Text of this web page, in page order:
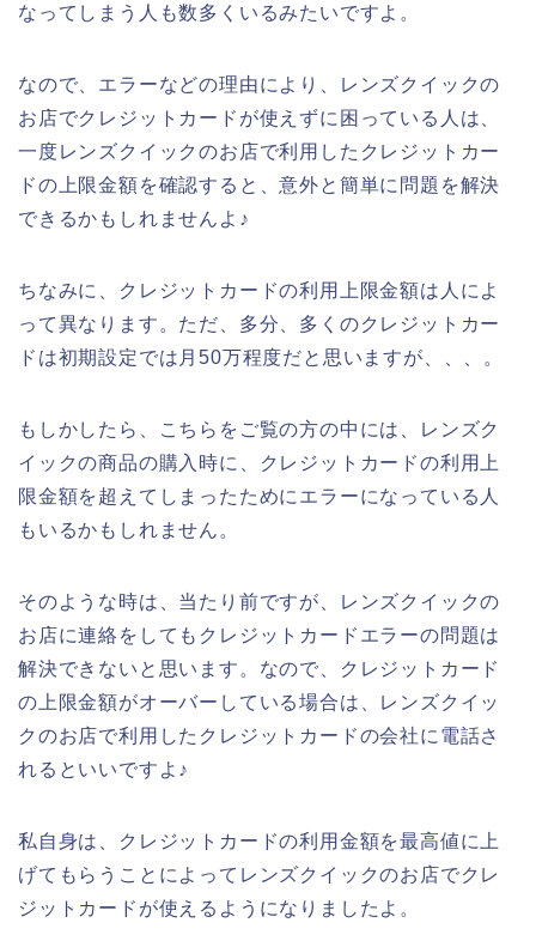
なってしまう人も数多くいるみたいですよ。
なので、エラーなどの理由により、レンズクイックの
お店でクレジットカードが使えずに困っている人は、
一度レンズクイックのお店で利用したクレジットカー
ドの上限金額を確認すると、意外と簡単に問題を解決
できるかもしれませんよ♪
ちなみに、クレジットカードの利用上限金額は人によ
って異なります。ただ、多分、多くのクレジットカー
ドは初期設定では月50万程度だと思いますが、、、。
もしかしたら、こちらをご覧の方の中には、レンズク
イックの商品の購入時に、クレジットカードの利用上
限金額を超えてしまったためにエラーになっている人
もいるかもしれません。
そのような時は、当たり前ですが、レンズクイックの
お店に連絡をしてもクレジットカードエラーの問題は
解決できないと思います。なので、クレジットカード
の上限金額がオーバーしている場合は、レンズクイッ
クのお店で利用したクレジットカードの会社に電話さ
れるといいですよ♪
私自身は、クレジットカードの利用金額を最高値に上
げてもらうことによってレンズクイックのお店でクレ
ジットカードが使えるようになりましたよ。